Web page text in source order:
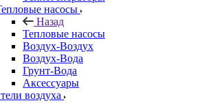
насосы
Назад
Тепловые насосы
Воздух-Воздух
Воздух-Вода
Грунт-Вода
Аксессуары
воздуха